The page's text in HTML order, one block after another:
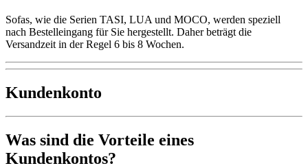
Sofas, wie die Serien TASI, LUA und MOCO, werden speziell
nach Bestelleingang für Sie hergestellt. Daher beträgt die
Versandzeit in der Regel 6 bis 8 Wochen.
Kundenkonto
Was sind die Vorteile eines
Kundenkontos?